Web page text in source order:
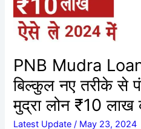
PNB Mudra
बिल्कुल नए तरीके से
मुद्रा लोन ₹10
Latest Update / May 23, 2024
बिल्कुल
तरीके
से
पंजाब
नेशनल
बैंक